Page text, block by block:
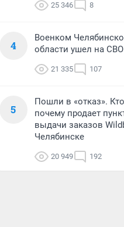
25 346 8
4
Военком
области ушел на СВО
21 335 107
5
Пошли в «отказ».
почему продает
выдачи заказов
Челябинске
20 949 192